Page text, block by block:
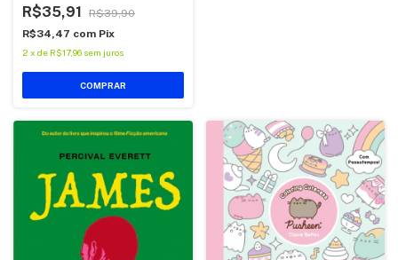
R$35,91
R$39,90
R$34,47 com Pix
2 x de R$17,96 sem juros
COMPRAR